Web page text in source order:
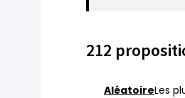
212
AléatoireLes